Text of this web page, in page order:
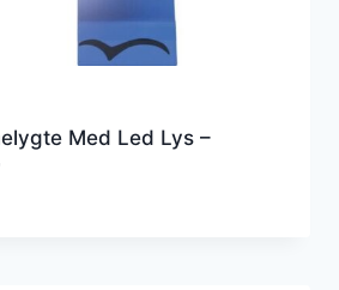
Med Led Lys –